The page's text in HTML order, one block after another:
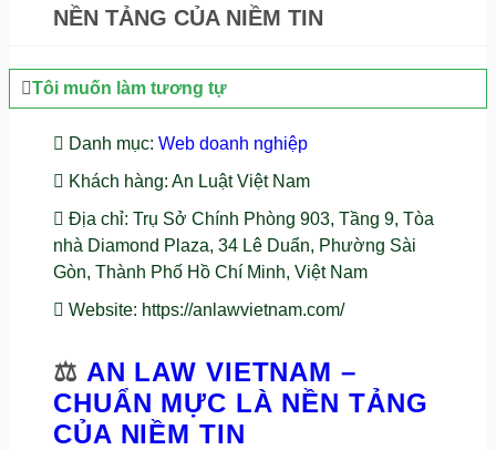
NỀN TẢNG CỦA NIỀM TIN
Tôi muốn làm tương tự
Danh mục: Web doanh nghiệp
Khách hàng: An Luật Việt Nam
Địa chỉ: Trụ Sở Chính Phòng 903, Tầng 9, Tòa
nhà Diamond Plaza, 34 Lê Duẩn, Phường Sài
Gòn, Thành Phố Hồ Chí Minh, Việt Nam
Website: https://anlawvietnam.com/
⚖️ AN LAW VIETNAM –
CHUẨN MỰC LÀ NỀN TẢNG
CỦA NIỀM TIN